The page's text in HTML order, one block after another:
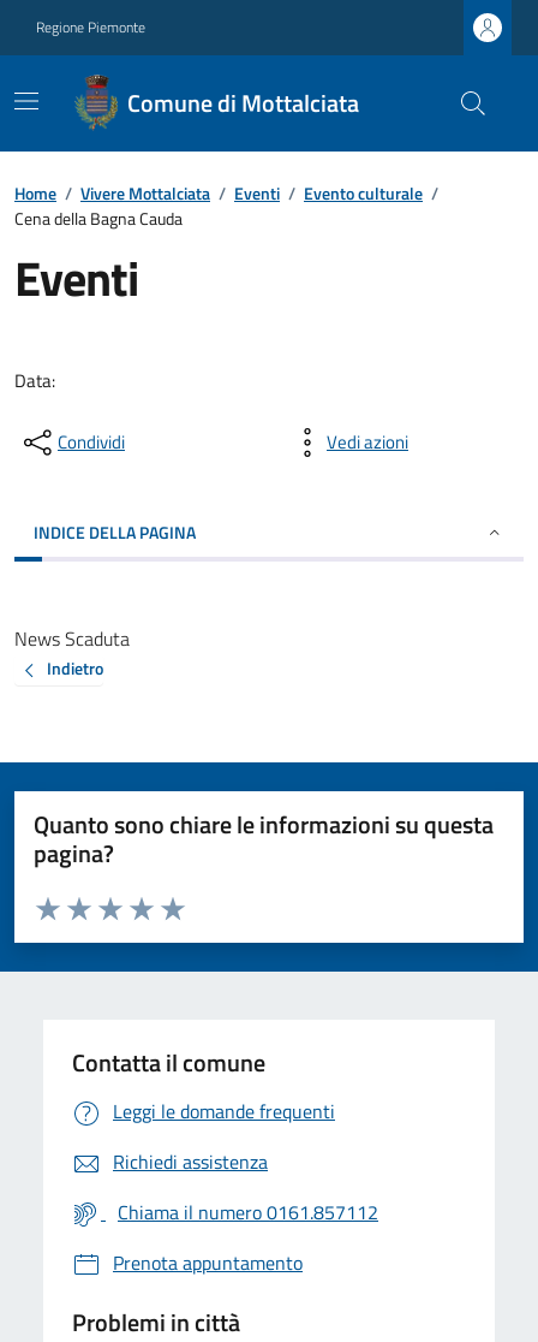
Regione Piemonte
Comune di Mottalciata
Home / Vivere Mottalciata / Eventi / Evento culturale /
Cena della Bagna Cauda
Eventi
Data:
Condividi Vedi azioni
INDICE DELLA PAGINA
News Scaduta
Indietro
Quanto sono chiare le informazioni su questa
pagina?
Valuta da 1 a 5 stelle la pagina
Valuta 5 stelle su 5
Valuta 4 stelle su 5
Valuta 3 stelle su 5
Valuta 2 stelle su 5
Valuta 1 stelle su 5
Contatta il comune
Leggi le domande frequenti
Richiedi assistenza
Chiama il numero 0161.857112
Prenota appuntamento
Problemi in città